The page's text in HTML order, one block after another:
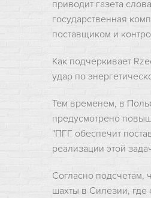
приводит газета
государственная
поставщиком и
Как подчеркивает
удар по
Тем временем, в
предусмотрено
"ПГГ обеспечит
реализации этой
Согласно подсчетам,
шахты в Силезии,